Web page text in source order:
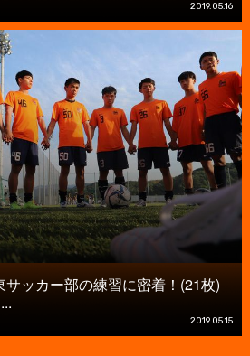
2019.05.16
ッカー部の練習に密着！(21枚)
2019.05.15